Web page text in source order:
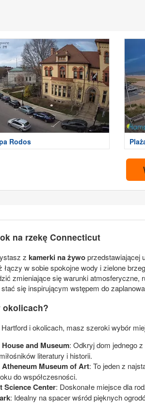
Rodos
na rzekę Connecticut
z kamerki na żywoprzedstawiającej
łączy w sobie spokojne wody i zielone
zmieniające się warunki atmosferyczne,
się inspirującym wstępem do
okolicach?
i okolicach, masz szeroki wybór
and Museum: Odkryj dom jednego
literatury i historii.
Museum of Art: To jeden z
do współczesności.
Science Center: Doskonałe miejsce dla
: Idealny na spacer wśród pięknych